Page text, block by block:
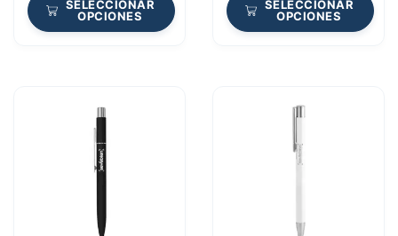
SELECCIONAR
OPCIONES
SELECCIONAR
OPCIONES